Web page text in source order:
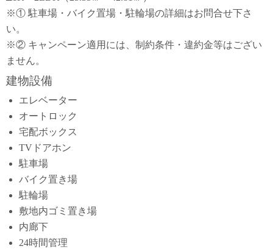
※① 駐車場・バイク置場・駐輪場の詳細はお問合せ下さ
い。
※② キャンペーン適用には、制約条件・違約金等はござい
ません。
建物設備
エレベーター
オートロック
宅配ボックス
TVドアホン
駐車場
バイク置き場
駐輪場
敷地内ゴミ置き場
内廊下
24時間管理